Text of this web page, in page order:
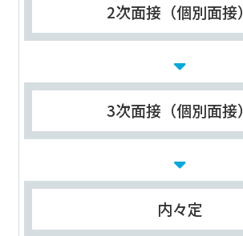
2次面接（個別面接）
3次面接（個別面接）
内々定